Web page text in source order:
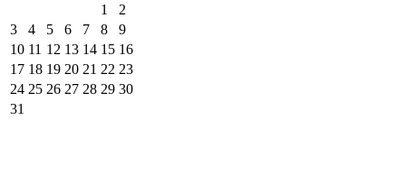
1
2
3
4 5 6 7 8
9
10 11 12 13 14 15 16
17 18 19 20 21 22 23
24 25 26 27 28 29 30
31